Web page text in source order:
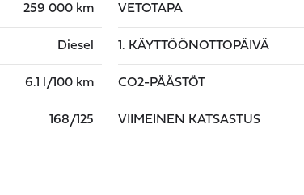
259 000 km
Diesel
6.1 l/100 km
168/125
VETOTAPA
1. KÄYTTÖÖNOTTOPÄIVÄ
CO2-PÄÄSTÖT
VIIMEINEN KATSASTUS